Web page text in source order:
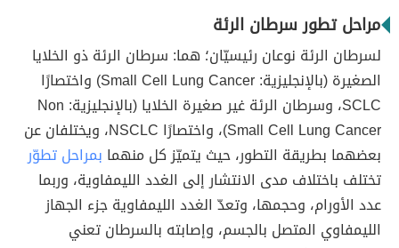
مراحل تطور سرطان الرئة
لسرطان الرئة نوعان رئيسيّان؛ هما: سرطان الرئة ذو الخلايا
الصغيرة (بالإنجليزية: Small Cell Lung Cancer) واختصارًا
SCLC، وسرطان الرئة غير صغيرة الخلايا (بالإنجليزية: Non
Small Cell Lung Cancer)، واختصارًا NSCLC، ويختلفان عن
بعضهما بطريقة التطور، حيث يتميّز كل منهما بمراحل تطوّر
تختلف باختلاف مدى الانتشار إلى الغدد الليمفاوية، وربما
عدد الأورام، وحجمها، وتعدّ الغدد الليمفاوية جزء الجهاز
الليمفاوي المتصل بالجسم، وإصابته بالسرطان تعني